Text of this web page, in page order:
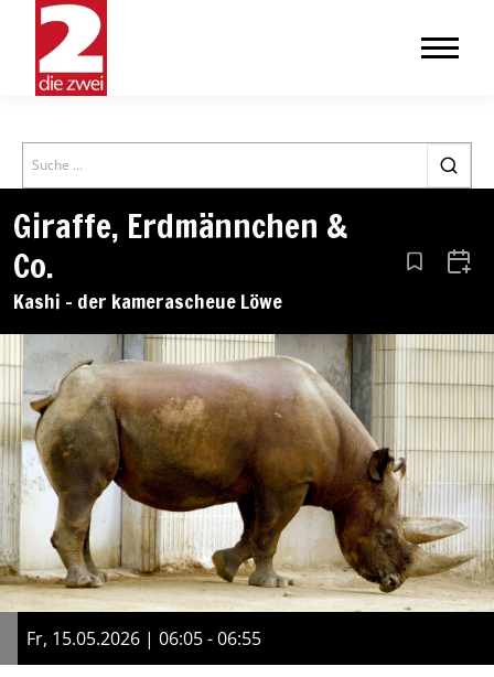
Search
Giraffe, Erdmännchen &
Co.
Kashi – der kamerascheue Löwe
Aus den
Fr, 15.05.2026 | 06:05 - 06:55